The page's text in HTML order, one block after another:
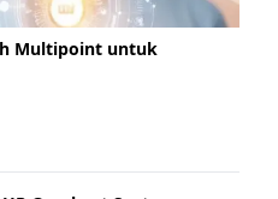
Multipoint untuk